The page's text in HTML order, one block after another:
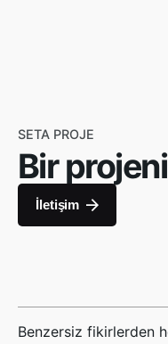
SETA PROJE
Bir
İletişim
Benzersiz fikirlerden